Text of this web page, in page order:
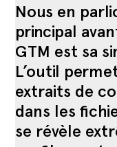
Nous en
principal
GTM est sa
L’outil
extraits de
dans les
se révèle